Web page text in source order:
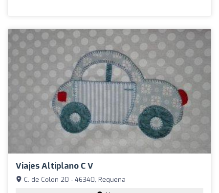
Viajes Altiplano C V
C. de Colon 20 - 46340, Requena